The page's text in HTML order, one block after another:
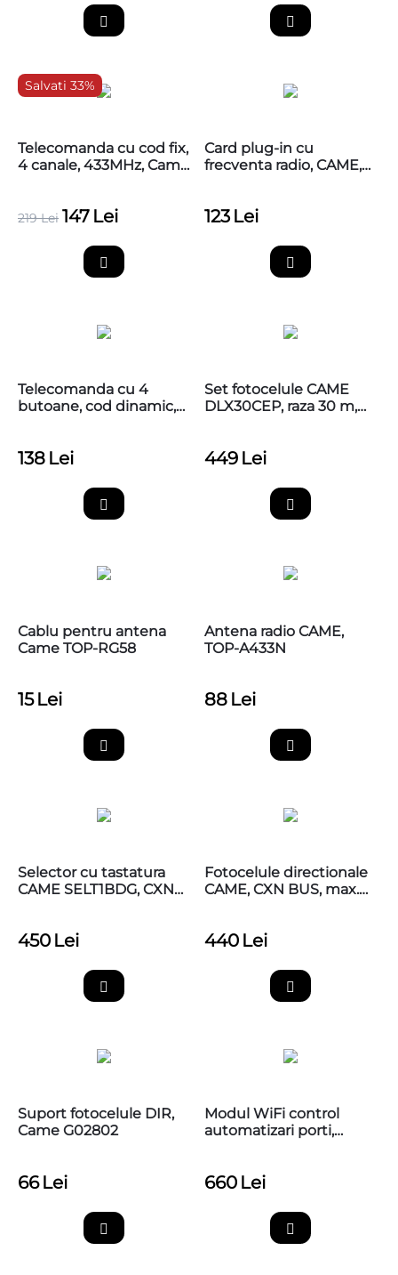
Salvati 33%
Telecomanda cu cod fix,
4 canale, 433MHz, Came
219 Lei 147 Lei
Card plug-in cu
frecventa radio, CAME,
123 Lei
Telecomanda cu 4
butoane, cod dinamic,
138 Lei
Set fotocelule CAME
DLX30CEP, raza 30 m,
449 Lei
Cablu pentru antena
Came TOP-RG58
15 Lei
Antena radio CAME,
TOP-A433N
88 Lei
Selector cu tastatura
CAME SELT1BDG, CXN
450 Lei
Fotocelule directionale
CAME, CXN BUS, max.
440 Lei
Suport fotocelule DIR,
Came G02802
66 Lei
Modul WiFi control
automatizari porti,
660 Lei